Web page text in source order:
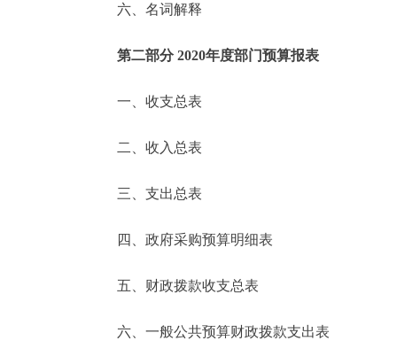
中介服务
政民互动
12345网上接诉即办
参与调查
走进北京
北京概况
绿色北京
六、名词解释
第二部分 2020年度部门预算报表
一、收支总表
二、收入总表
三、支出总表
四、政府采购预算明细表
五、财政拨款收支总表
六、一般公共预算财政拨款支出表